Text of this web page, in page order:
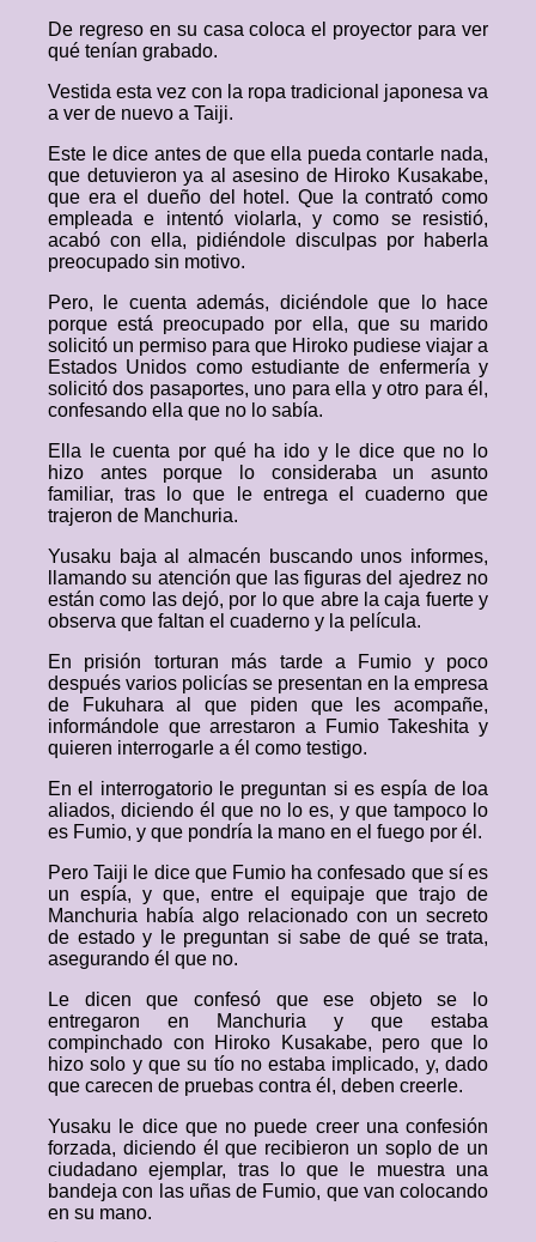
De regreso en su casa coloca el proyector para ver
qué tenían grabado.
Vestida esta vez con la ropa tradicional japonesa va
a ver de nuevo a Taiji.
Este le dice antes de que ella pueda contarle nada,
que detuvieron ya al asesino de Hiroko Kusakabe,
que era el dueño del hotel. Que la contrató como
empleada e intentó violarla, y como se resistió,
acabó con ella, pidiéndole disculpas por haberla
preocupado sin motivo.
Pero, le cuenta además, diciéndole que lo hace
porque está preocupado por ella, que su marido
solicitó un permiso para que Hiroko pudiese viajar a
Estados Unidos como estudiante de enfermería y
solicitó dos pasaportes, uno para ella y otro para él,
confesando ella que no lo sabía.
Ella le cuenta por qué ha ido y le dice que no lo
hizo antes porque lo consideraba un asunto
familiar, tras lo que le entrega el cuaderno que
trajeron de Manchuria.
Yusaku baja al almacén buscando unos informes,
llamando su atención que las figuras del ajedrez no
están como las dejó, por lo que abre la caja fuerte y
observa que faltan el cuaderno y la película.
En prisión torturan más tarde a Fumio y poco
después varios policías se presentan en la empresa
de Fukuhara al que piden que les acompañe,
informándole que arrestaron a Fumio Takeshita y
quieren interrogarle a él como testigo.
En el interrogatorio le preguntan si es espía de loa
aliados, diciendo él que no lo es, y que tampoco lo
es Fumio, y que pondría la mano en el fuego por él.
Pero Taiji le dice que Fumio ha confesado que sí es
un espía, y que, entre el equipaje que trajo de
Manchuria había algo relacionado con un secreto
de estado y le preguntan si sabe de qué se trata,
asegurando él que no.
Le dicen que confesó que ese objeto se lo
entregaron en Manchuria y que estaba
compinchado con Hiroko Kusakabe, pero que lo
hizo solo y que su tío no estaba implicado, y, dado
que carecen de pruebas contra él, deben creerle.
Yusaku le dice que no puede creer una confesión
forzada, diciendo él que recibieron un soplo de un
ciudadano ejemplar, tras lo que le muestra una
bandeja con las uñas de Fumio, que van colocando
en su mano.